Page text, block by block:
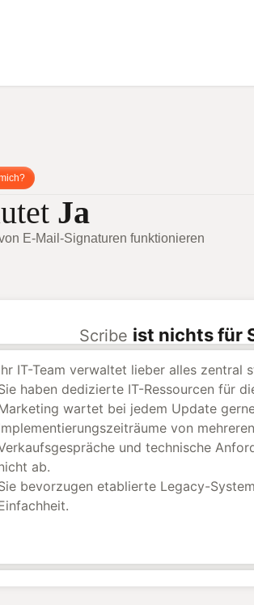
Ja
E-Mail-Signaturen funktionieren
Scribe ist nichts für
IT-Team verwaltet lieber alles zentral
haben dedizierte IT-Ressourcen für
wartet bei jedem Update
von
und technische
ab.
bevorzugen etablierte Legacy-